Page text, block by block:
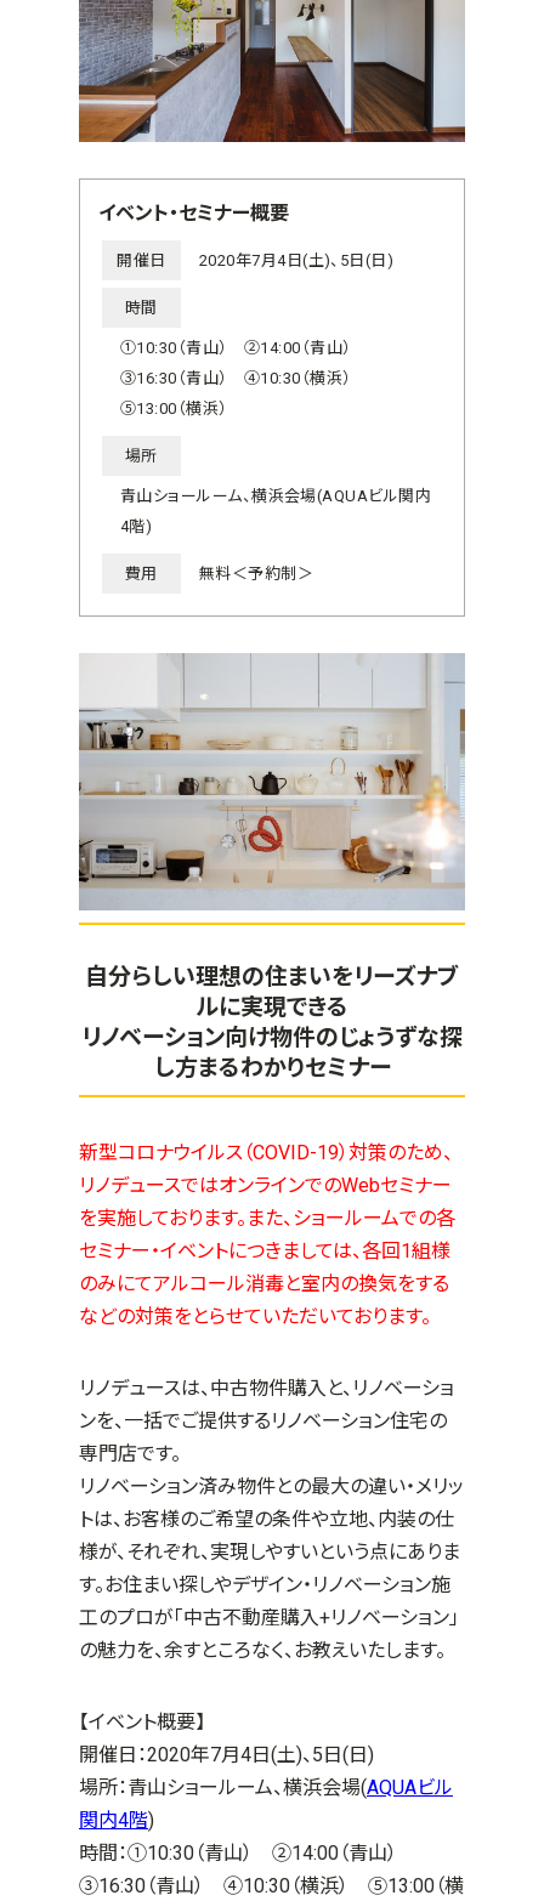
イベント・セミナー概要
開催日 2020年7月4日(土)、5日(日)
時間
①10:30（青山） ②14:00（青山）
③16:30（青山） ④10:30（横浜）
⑤13:00（横浜）
場所
青山ショールーム、横浜会場(AQUAビル関内
4階)
費用 無料＜予約制＞
自分らしい理想の住まいをリーズナブ
ルに実現できる
リノベーション向け物件のじょうずな探
し方まるわかりセミナー
新型コロナウイルス（COVID-19）対策のため、
リノデュースではオンラインでのWebセミナー
を実施しております。また、ショールームでの各
セミナー・イベントにつきましては、各回1組様
のみにてアルコール消毒と室内の換気をする
などの対策をとらせていただいております。
リノデュースは、中古物件購入と、リノベーショ
ンを、一括でご提供するリノベーション住宅の
専門店です。
リノベーション済み物件との最大の違い・メリッ
トは、お客様のご希望の条件や立地、内装の仕
様が、それぞれ、実現しやすいという点にありま
す。お住まい探しやデザイン・リノベーション施
工のプロが「中古不動産購入+リノベーション」
の魅力を、余すところなく、お教えいたします。
【イベント概要】
開催日：2020年7月4日(土)、5日(日)
場所：青山ショールーム、横浜会場(AQUAビル
関内4階)
時間：①10:30（青山） ②14:00（青山）
③16:30（青山） ④10:30（横浜） ⑤13:00（横